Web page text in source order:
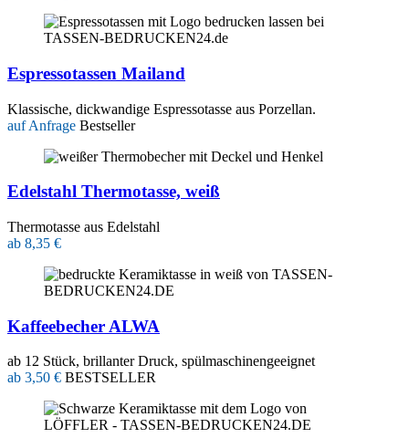
Espressotassen Mailand
Klassische, dickwandige Espressotasse aus Porzellan.
auf Anfrage Bestseller
Edelstahl Thermotasse, weiß
Thermotasse aus Edelstahl
ab 8,35 €
Kaffeebecher ALWA
ab 12 Stück, brillanter Druck, spülmaschinengeeignet
ab 3,50 € BESTSELLER